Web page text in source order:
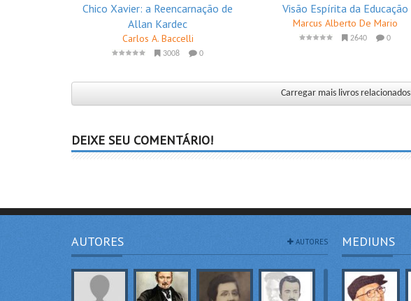
Chico Xavier: a Reencarnação de
Allan Kardec
Carlos A. Baccelli
3008 0
Visão Espírita da Educação
Marcus Alberto De Mario
2640 0
Carregar mais livros relacionados
DEIXE SEU COMENTÁRIO!
AUTORES AUTORES MEDIUNS